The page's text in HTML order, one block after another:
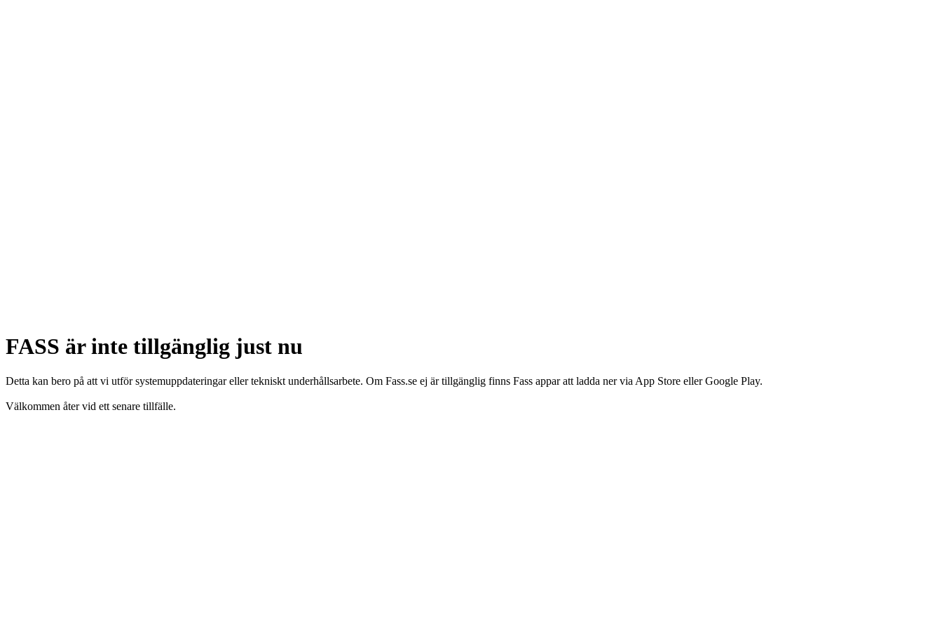
FASS är inte tillgänglig just nu
Detta kan bero på att vi utför systemuppdateringar eller tekniskt underhållsarbete. Om Fass.se ej är tillgänglig finns Fass appar att ladda ner via App Store eller Google Play.
Välkommen åter vid ett senare tillfälle.